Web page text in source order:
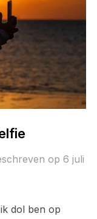
op 6 juli
dol ben op